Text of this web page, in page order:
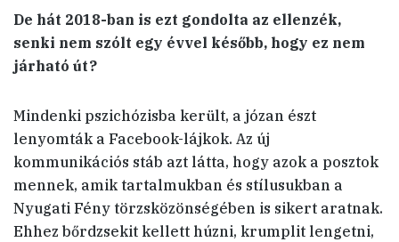
De hát 2018-ban is ezt gondolta az ellenzék,
senki nem szólt egy évvel később, hogy ez nem
járható út?
Mindenki pszichózisba került, a józan észt
lenyomták a Facebook-lájkok. Az új
kommunikációs stáb azt látta, hogy azok a posztok
mennek, amik tartalmukban és stílusukban a
Nyugati Fény törzsközönségében is sikert aratnak.
Ehhez bőrdzsekit kellett húzni, krumplit lengetni,